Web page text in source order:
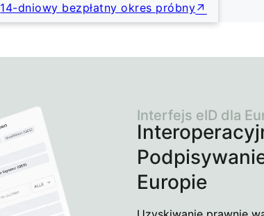
14-dniowy bezpłatny okres próbny
Europie
Interfejs eID dla